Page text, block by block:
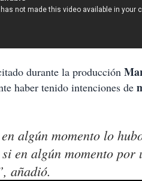
durante la producción
haber tenido intenciones de
algún momento lo
en algún momento por
añadió.